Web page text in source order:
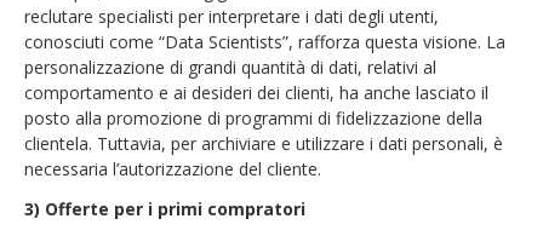
reclutare specialisti per interpretare i dati degli utenti,
conosciuti come “Data Scientists”, rafforza questa visione. La
personalizzazione di grandi quantità di dati, relativi al
comportamento e ai desideri dei clienti, ha anche lasciato il
posto alla promozione di programmi di fidelizzazione della
clientela. Tuttavia, per archiviare e utilizzare i dati personali, è
necessaria l’autorizzazione del cliente.
3) Offerte per i primi compratori